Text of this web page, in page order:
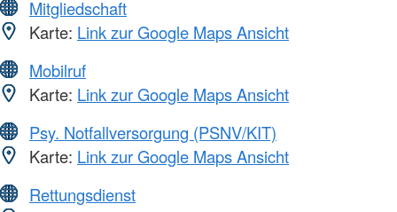
Mitgliedschaft
Karte: Link zur Google Maps Ansicht
Mobilruf
Karte: Link zur Google Maps Ansicht
Psy. Notfallversorgung (PSNV/KIT)
Karte: Link zur Google Maps Ansicht
Rettungsdienst